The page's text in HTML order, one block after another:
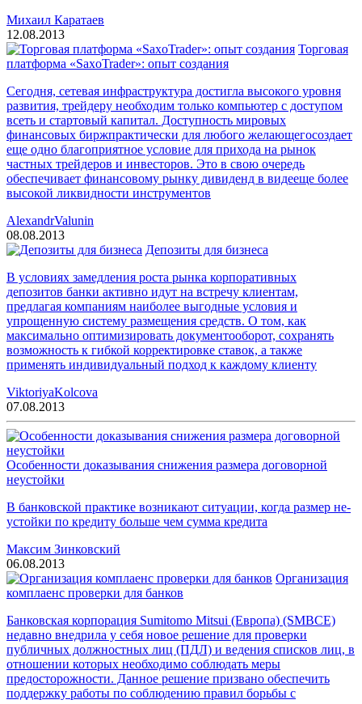
Михаил Каратаев
12.08.2013
Торговая
платформа «SaxoTrader»: опыт создания
Сегодня, сетевая инфраструктура достигла высокого уровня
развития, трейдеру необходим только компьютер с доступом
всеть и стартовый капитал. Доступность мировых
финансовых биржпрактически для любого желающегосоздает
еще одно благоприятное условие для прихода на рынок
частных трейдеров и инвесторов. Это в свою очередь
обеспечивает финансовому рынку дивиденд в видееще более
высокой ликвидности инструментов
AlexandrValunin
08.08.2013
Депозиты для бизнеса
В условиях замедления роста рынка корпоративных
депозитов банки активно идут на встречу клиентам,
предлагая компаниям наиболее выгодные условия и
упрощенную систему размещения средств. О том, как
максимально оптимизировать документооборот, сохранять
возможность к гибкой корректировке ставок, а также
применять индивидуальный подход к каждому клиенту
ViktoriyaKolcova
07.08.2013
Особенности доказывания снижения размера договорной
неустойки
В банковской практике возникают ситуации, когда размер не-
устойки по кредиту больше чем сумма кредита
Максим Зинковский
06.08.2013
Организация
комплаенс проверки для банков
Банковская корпорация Sumitomo Mitsui (Европа) (SMBCE)
недавно внедрила у себя новое решение для проверки
публичных должностных лиц (ПДЛ) и ведения списков лиц, в
отношении которых необходимо соблюдать меры
предосторожности. Данное решение призвано обеспечить
поддержку работы по соблюдению правил борьбы с